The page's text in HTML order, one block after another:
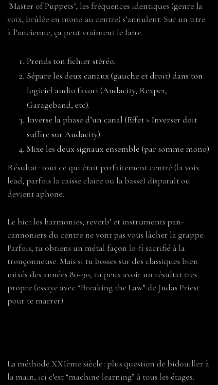
"Master of Puppets", les fréquences identiques (genre la
voix, brûlée en mono au centre) s’annulent. Sur un titre
à l’ancienne, ça peut vraiment le faire.
Prends ton fichier stéréo.
Sépare les deux canaux (gauche et droit) dans ton
logiciel audio favori (Audacity, Reaper,
Garageband, etc).
Inverse la phase d’un canal (Effet > Inverser doit
suffire sur Audacity).
Mixe les deux signaux ensemble (par somme mono).
Résultat : tout ce qui était parfaitement centré (la voix
lead, parfois la caisse claire ou la basse) disparaît ou
devient aphone.
Le hic : les harmonies, reverb’ et instruments pan-
cannoniers du centre ne vont pas vous lâcher la grappe.
Parfois, tu obtiens un métal façon lo-fi sacrifié à la
tronçonneuse. Mais si tu bosses sur des classiques bien
mixés des années 80-90, tu peux avoir un résultat très
propre (essaye avec “Breaking the Law” de Judas Priest
pour te marrer).
La méthode XXIème siècle : plus question de bidouiller à
la main, ici c’est “machine learning” à tous les étages.